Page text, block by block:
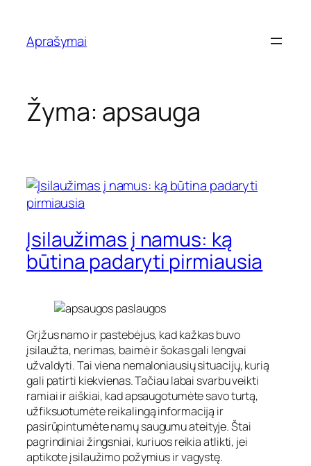
turinio
Aprašymai
Žyma: apsauga
Įsilaužimas į namus: ką
būtina padaryti pirmiausia
Grįžus namo ir pastebėjus, kad kažkas buvo
įsilaužta, nerimas, baimė ir šokas gali lengvai
užvaldyti. Tai viena nemaloniausių situacijų, kurią
gali patirti kiekvienas. Tačiau labai svarbu veikti
ramiai ir aiškiai, kad apsaugotumėte savo turtą,
užfiksuotumėte reikalingą informaciją ir
pasirūpintumėte namų saugumu ateityje. Štai
pagrindiniai žingsniai, kuriuos reikia atlikti, jei
aptikote įsilaužimo požymius ir vagystę.